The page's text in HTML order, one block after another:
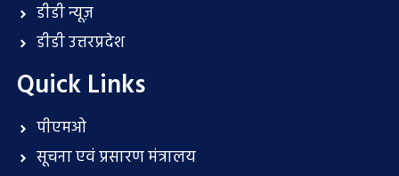
डीडी न्यूज़
डीडी उत्तरप्रदेश
Quick Links
पीएमओ
सूचना एवं प्रसारण मंत्रालय